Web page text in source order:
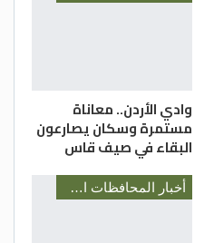
وادي الأردن.. معاناة
مستمرة وسكان يصارعون
البقاء في صيف قاس
أخبار المحافظات الأردنية